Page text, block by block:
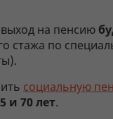
выход на пенсию
стажа по
социальную
и 70 лет.